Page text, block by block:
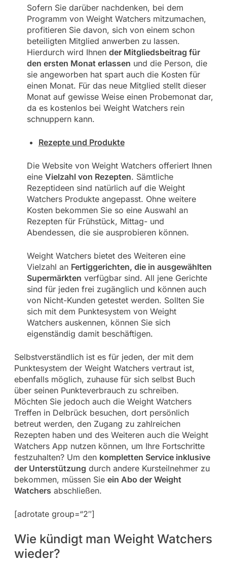
Sofern Sie darüber nachdenken, bei dem
Programm von Weight Watchers mitzumachen,
profitieren Sie davon, sich von einem schon
beteiligten Mitglied anwerben zu lassen.
Hierdurch wird Ihnen der Mitgliedsbeitrag für
den ersten Monat erlassen und die Person, die
sie angeworben hat spart auch die Kosten für
einen Monat. Für das neue Mitglied stellt dieser
Monat auf gewisse Weise einen Probemonat dar,
da es kostenlos bei Weight Watchers rein
schnuppern kann.
Rezepte und Produkte
Die Website von Weight Watchers offeriert Ihnen
eine Vielzahl von Rezepten. Sämtliche
Rezeptideen sind natürlich auf die Weight
Watchers Produkte angepasst. Ohne weitere
Kosten bekommen Sie so eine Auswahl an
Rezepten für Frühstück, Mittag- und
Abendessen, die sie ausprobieren können.
Weight Watchers bietet des Weiteren eine
Vielzahl an Fertiggerichten, die in ausgewählten
Supermärkten verfügbar sind. All jene Gerichte
sind für jeden frei zugänglich und können auch
von Nicht-Kunden getestet werden. Sollten Sie
sich mit dem Punktesystem von Weight
Watchers auskennen, können Sie sich
eigenständig damit beschäftigen.
Selbstverständlich ist es für jeden, der mit dem
Punktesystem der Weight Watchers vertraut ist,
ebenfalls möglich, zuhause für sich selbst Buch
über seinen Punkteverbrauch zu schreiben.
Möchten Sie jedoch auch die Weight Watchers
Treffen in Delbrück besuchen, dort persönlich
betreut werden, den Zugang zu zahlreichen
Rezepten haben und des Weiteren auch die Weight
Watchers App nutzen können, um Ihre Fortschritte
festzuhalten? Um den kompletten Service inklusive
der Unterstützung durch andere Kursteilnehmer zu
bekommen, müssen Sie ein Abo der Weight
Watchers abschließen.
[adrotate group=“2″]
Wie kündigt man Weight Watchers
wieder?